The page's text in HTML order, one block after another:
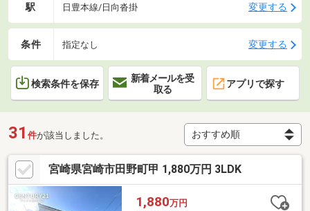
駅 日豊本線/日向沓掛 変更する
条件 指定なし 変更する
検索条件を保存
新着メールを受
取る
アプリで探す
31 件が該当しました。
宮崎県宮崎市田野町甲 1,880万円 3LDK
1,880万円